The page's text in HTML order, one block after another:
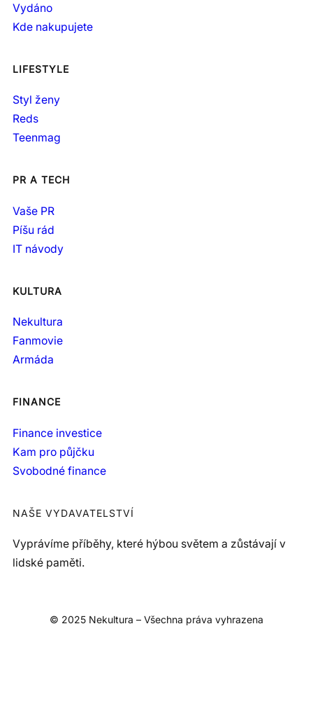
Vydáno
Kde nakupujete
LIFESTYLE
Styl ženy
Reds
Teenmag
PR A TECH
Vaše PR
Píšu rád
IT návody
KULTURA
Nekultura
Fanmovie
Armáda
FINANCE
Finance investice
Kam pro půjčku
Svobodné finance
NAŠE VYDAVATELSTVÍ
Vyprávíme příběhy, které hýbou světem a zůstávají v
lidské paměti.
© 2025 Nekultura – Všechna práva vyhrazena